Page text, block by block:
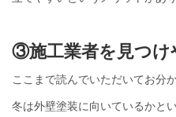
③施工業者を見つけ
ここまで読んでいただいてお分
冬は外壁塗装に向いているかと